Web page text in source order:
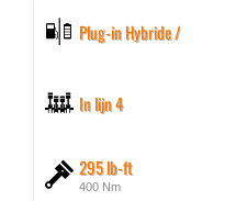
Plug-in Hybride /
In lijn 4
295 lb-ft
400 Nm